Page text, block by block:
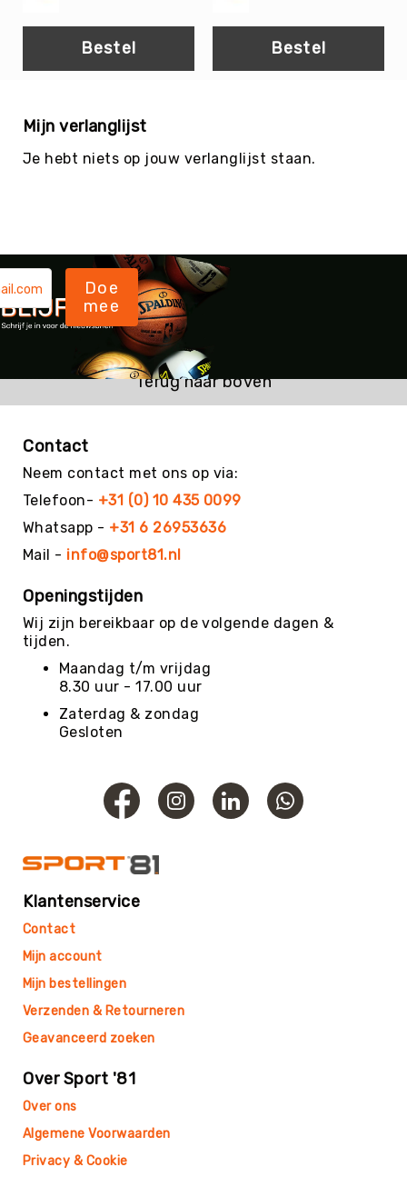
Tennis
Trampolinespringen
Turnen
/
Voetbal
Volleybal
Waterpolo
Yoga
&
Meditatie
Yogamatten
Yoga
Accessoires
KinderYoga
Meditatiekussens
Pakketten
Yogamat
Zaalvoetbal
Zaalvoetballen
Zeskamp
Zwemmen
Sportballen
American
Football
Beachvolleyballen
Floorball
Honkballen
&
Korfballen
Tennisballen
Bestel Bestel
Mijn verlanglijst
Je hebt niets op jouw verlanglijst staan.
Doe
mee
Terug naar boven
Contact
Neem contact met ons op via:
Telefoon- +31 (0) 10 435 0099
Whatsapp - +31 6 26953636
Mail - info@sport81.nl
Openingstijden
Wij zijn bereikbaar op de volgende dagen &
tijden.
Maandag t/m vrijdag
8.30 uur - 17.00 uur
Zaterdag & zondag
Gesloten
Klantenservice
Contact
Mijn account
Mijn bestellingen
Verzenden & Retourneren
Geavanceerd zoeken
Over Sport '81
Over ons
Algemene Voorwaarden
Privacy & Cookie